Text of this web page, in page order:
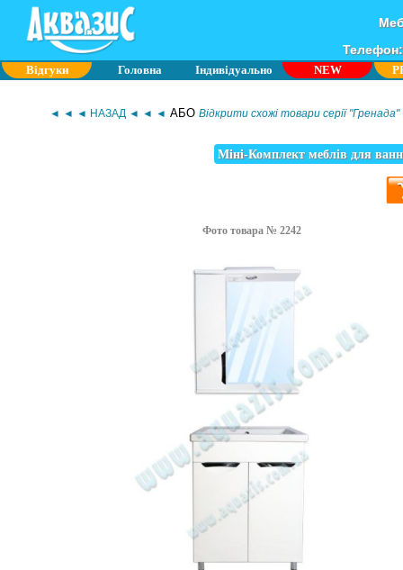
Телефон:
Відгуки Головна Індивідуально NEW
◄ ◄ ◄ НАЗАД ◄ ◄ ◄ АБО Відкрити схожі товари серії "Гренада"
Міні-Комплект меблів для
Фото товара № 2242